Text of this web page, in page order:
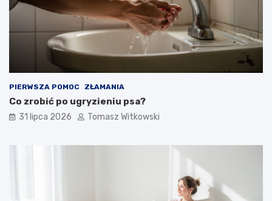
PIERWSZA POMOC ZŁAMANIA
Co zrobić po ugryzieniu psa?
31 lipca 2026 Tomasz Witkowski